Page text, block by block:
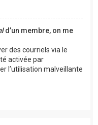
d’un membre, on me
des courriels via le
activée par
l’utilisation malveillante